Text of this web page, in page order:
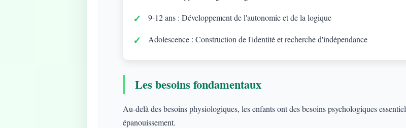
9-12 ans : Développement de l'autonomie et de la logique
Adolescence : Construction de l'identité et recherche d'indépendance
Les besoins fondamentaux
Au-delà des besoins physiologiques, les enfants ont des besoins psychologiques
épanouissement.